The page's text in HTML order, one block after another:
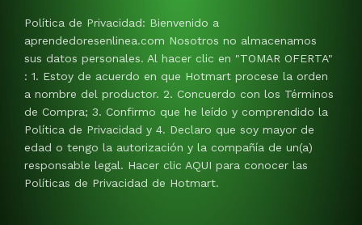
Política de Privacidad: Bienvenido a
aprendedoresenlinea.com Nosotros no almacenamos
sus datos personales. Al hacer clic en "TOMAR OFERTA"
: 1. Estoy de acuerdo en que Hotmart procese la orden
a nombre del productor. 2. Concuerdo con los Términos
de Compra; 3. Confirmo que he leído y comprendido la
Política de Privacidad y 4. Declaro que soy mayor de
edad o tengo la autorización y la compañía de un(a)
responsable legal. Hacer clic AQUI para conocer las
Políticas de Privacidad de Hotmart.